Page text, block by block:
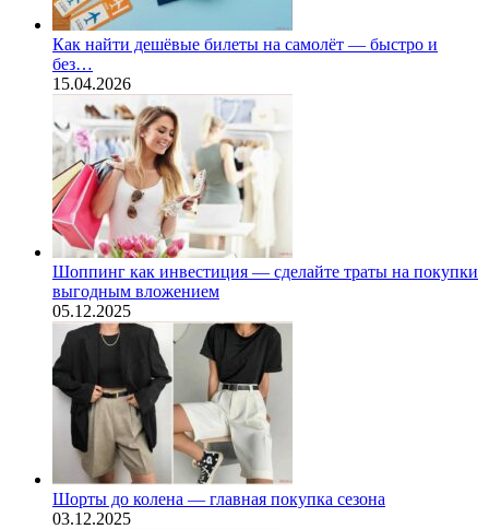
Как найти дешёвые билеты на самолёт — быстро и
без…
15.04.2026
Шоппинг как инвестиция — сделайте траты на покупки
выгодным вложением
05.12.2025
Шорты до колена — главная покупка сезона
03.12.2025